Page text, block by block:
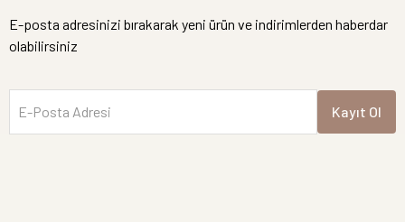
E-posta adresinizi bırakarak yeni ürün ve indirimlerden haberdar
olabilirsiniz
E-Posta Adresi Kayıt Ol